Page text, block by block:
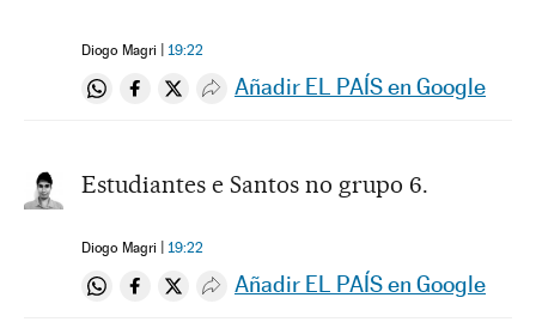
Diogo Magri 19:22
Compartir en Whatsapp
Compartir en Facebook
Compartir en Twitter
Desplegar Redes Sociales
Añadir EL PAÍS en Google
Estudiantes e Santos no grupo 6.
Diogo Magri 19:22
Compartir en Whatsapp
Compartir en Facebook
Compartir en Twitter
Desplegar Redes Sociales
Añadir EL PAÍS en Google